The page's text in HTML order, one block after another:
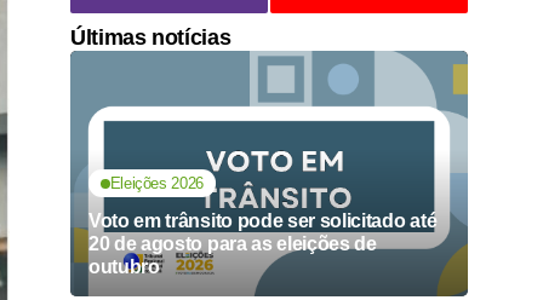
Últimas notícias
Eleições 2026
Voto em trânsito pode ser solicitado até
20 de agosto para as eleições de
outubro